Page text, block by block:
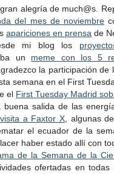
gran alegría de much@s.
del mes de noviembre
apariciones en prensa de
mi blog los
un meme con los 5
la participación
semana en el First
el First Tuesday Madrid
salida de las
visita a Faxtor X, algunas
el ecuador de la
haber estado allí con
de la Semana de la
ofertadas en